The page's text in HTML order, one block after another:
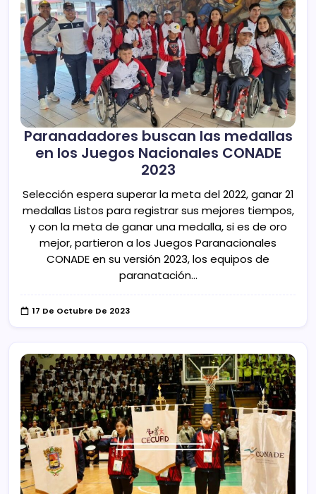
Paranadadores buscan las medallas
en los Juegos Nacionales CONADE
2023
Selección espera superar la meta del 2022, ganar 21
medallas Listos para registrar sus mejores tiempos,
y con la meta de ganar una medalla, si es de oro
mejor, partieron a los Juegos Paranacionales
CONADE en su versión 2023, los equipos de
paranatación…
17 De Octubre De 2023